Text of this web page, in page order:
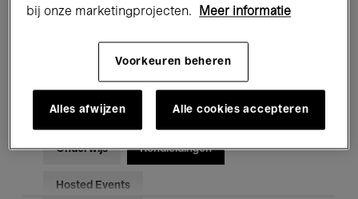
Jazz Klassieke Muziek Global Music
Voor iedereen Kids’ Palace
Onderwijs Rondleidingen
Hosted Events
bij onze marketingprojecten.
Meer informatie
Voorkeuren beheren
Alles afwijzen Alle cookies accepteren